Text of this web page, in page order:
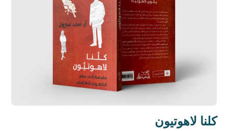
كلنا لاهوتيون